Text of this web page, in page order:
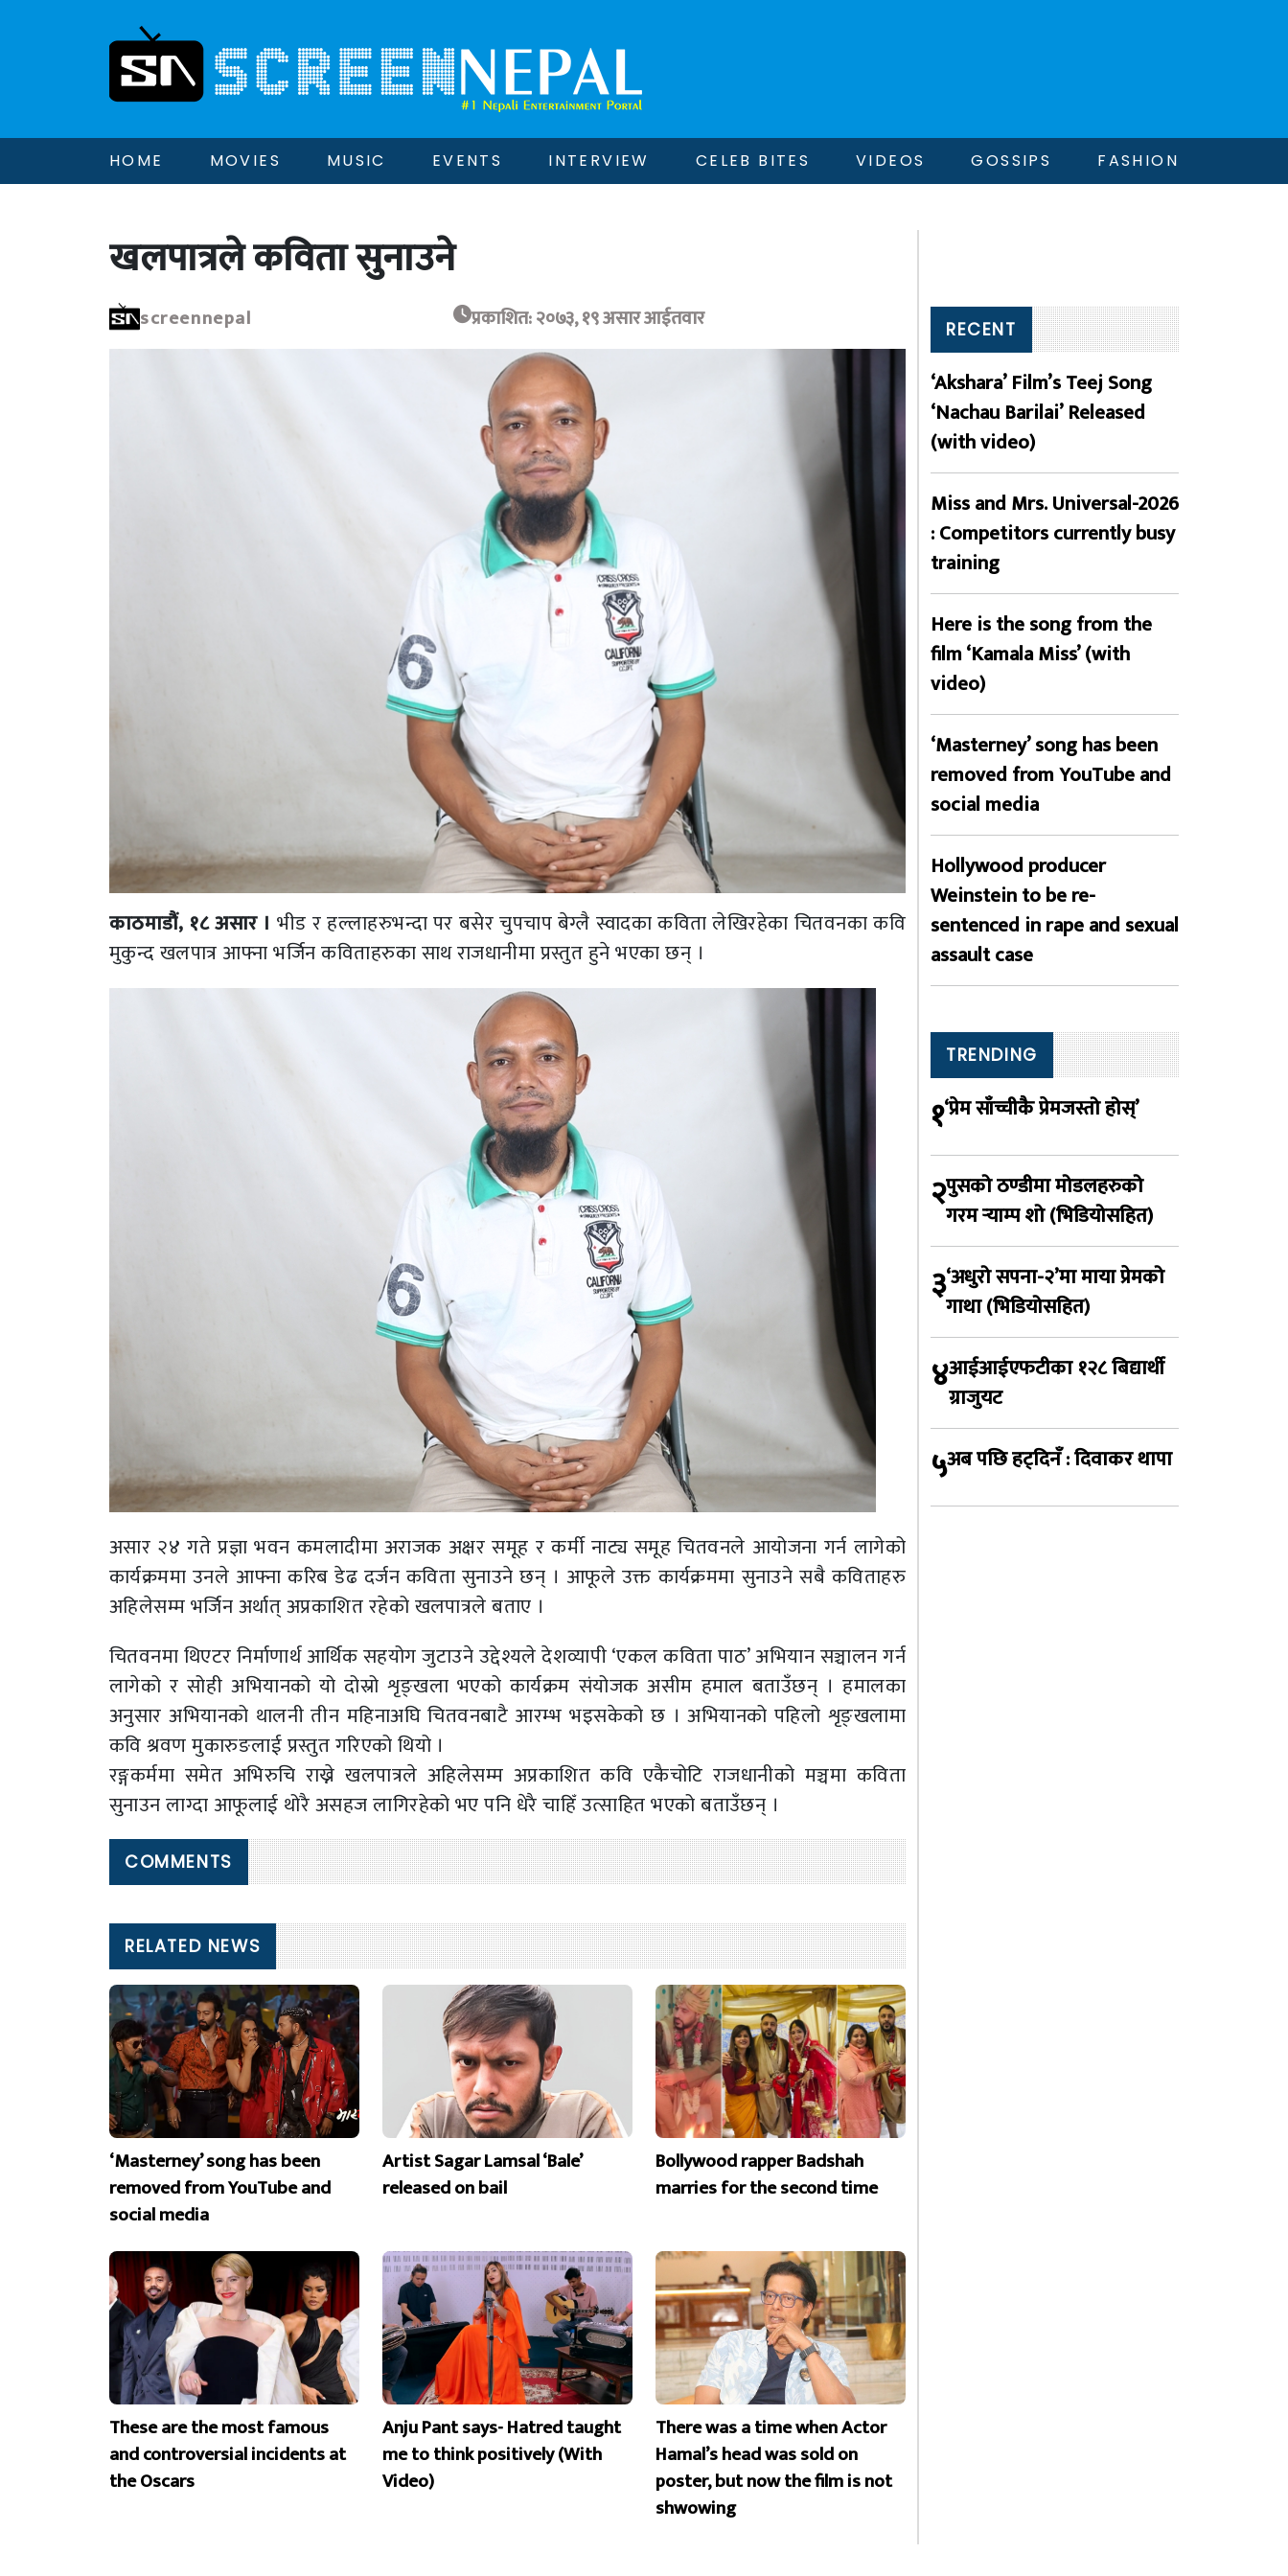
HOME MOVIES MUSIC EVENTS INTERVIEW CELEB BITES VIDEOS GOSSIPS FASHION
खलपात्रले कविता सुनाउने
screennepal प्रकाशित: २०७३, १९ असार आईतवार
काठमाडौं, १८ असार । भीड र हल्लाहरुभन्दा पर बसेर चुपचाप बेग्लै स्वादका कविता लेखिरहेका चितवनका कवि
मुकुन्द खलपात्र आफ्ना भर्जिन कविताहरुका साथ राजधानीमा प्रस्तुत हुने भएका छन् ।
असार २४ गते प्रज्ञा भवन कमलादीमा अराजक अक्षर समूह र कर्मी नाट्य समूह चितवनले आयोजना गर्न लागेको
कार्यक्रममा उनले आफ्ना करिब डेढ दर्जन कविता सुनाउने छन् । आफूले उक्त कार्यक्रममा सुनाउने सबै कविताहरु
अहिलेसम्म भर्जिन अर्थात् अप्रकाशित रहेको खलपात्रले बताए ।
चितवनमा थिएटर निर्माणार्थ आर्थिक सहयोग जुटाउने उद्देश्यले देशव्यापी ‘एकल कविता पाठ’ अभियान सञ्चालन गर्न
लागेको र सोही अभियानको यो दोस्रो शृङ्खला भएको कार्यक्रम संयोजक असीम हमाल बताउँछन् । हमालका
अनुसार अभियानको थालनी तीन महिनाअघि चितवनबाटै आरम्भ भइसकेको छ । अभियानको पहिलो शृङ्खलामा
कवि श्रवण मुकारुङलाई प्रस्तुत गरिएको थियो ।
रङ्गकर्ममा समेत अभिरुचि राख्ने खलपात्रले अहिलेसम्म अप्रकाशित कवि एकैचोटि राजधानीको मञ्चमा कविता
सुनाउन लाग्दा आफूलाई थोरै असहज लागिरहेको भए पनि धेरै चाहिँ उत्साहित भएको बताउँछन् ।
COMMENTS
RELATED NEWS
‘Masterney’ song has been
removed from YouTube and
social media
Artist Sagar Lamsal ‘Bale’
released on bail
Bollywood rapper Badshah
marries for the second time
These are the most famous
and controversial incidents at
the Oscars
Anju Pant says- Hatred taught
me to think positively (With
Video)
There was a time when Actor
Hamal’s head was sold on
poster, but now the film is not
shwowing
RECENT
‘Akshara’ Film’s Teej Song
‘Nachau Barilai’ Released
(with video)
Miss and Mrs. Universal-2026
: Competitors currently busy
training
Here is the song from the
film ‘Kamala Miss’ (with
video)
‘Masterney’ song has been
removed from YouTube and
social media
Hollywood producer
Weinstein to be re-
sentenced in rape and sexual
assault case
TRENDING
१‘प्रेम साँच्चीकै प्रेमजस्तो होस्’
२पुसको ठण्डीमा मोडलहरुको
गरम र्‍याम्प शो (भिडियोसहित)
३‘अधुरो सपना-२’मा माया प्रेमको
गाथा (भिडियोसहित)
४आईआईएफटीका १२८ बिद्यार्थी
ग्राजुयट
५अब पछि हट्दिनँ : दिवाकर थापा